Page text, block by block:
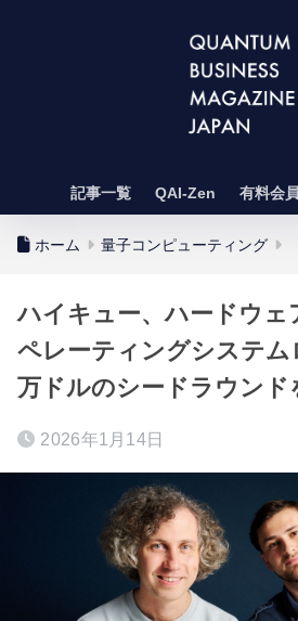
記事一覧 QAI-Zen 有料会員
ホーム 量子コンピューティング
ハイキュー、ハードウェ
ペレーティングシステム
万ドルのシードラウンド
2026年1月14日